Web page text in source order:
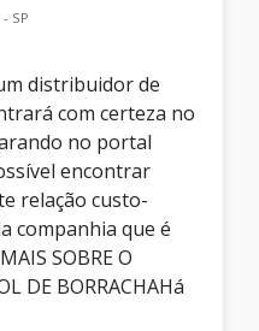
SP
distribuidor de
com certeza no
no portal
encontrar
relação custo-
companhia que é
SOBRE O
DE BORRACHAHá